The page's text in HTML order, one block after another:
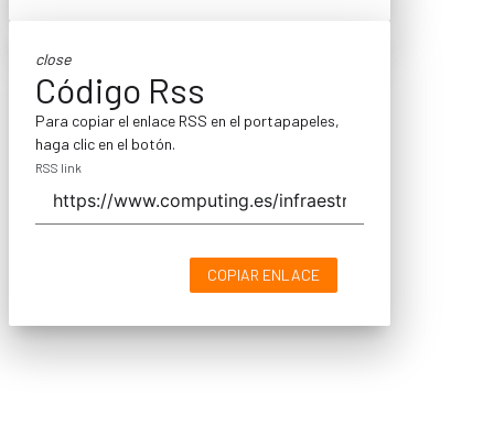
close
Código Rss
Para copiar el enlace RSS en el portapapeles,
haga clic en el botón.
RSS link
COPIAR ENLACE